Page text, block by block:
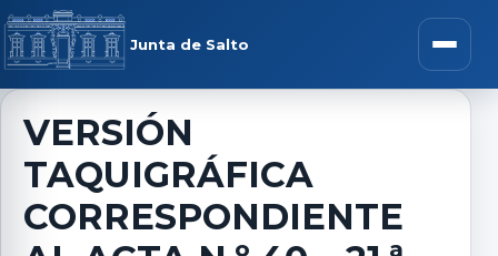
Saltar al contenido
Junta de Salto Abrir
menú
VERSIÓN
TAQUIGRÁFICA
CORRESPONDIENTE